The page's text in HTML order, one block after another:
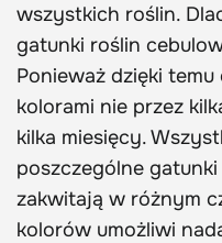
wszystkich roślin.
gatunki roślin
Ponieważ dzięki
kolorami nie przez
kilka miesięcy.
poszczególne
zakwitają w różnym
kolorów umożliwi